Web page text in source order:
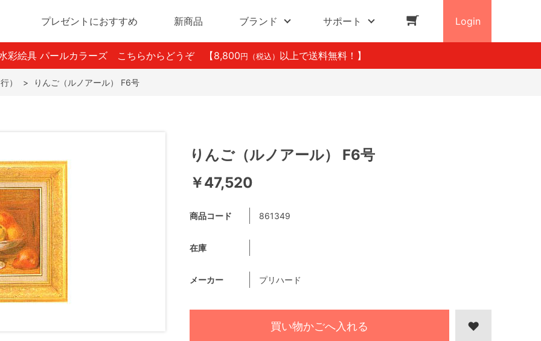
プレゼントにおすすめ 新商品 ブランド サポート Login
彩絵具 パールカラーズ こちらからどうぞ 【8,800 円（税込） 以上で送料無料！】
） > りんご（ルノアール） F6号
りんご（ルノアール） F6号
￥47,520
商品コード 861349
在庫
メーカー プリハード
買い物かごへ入れる